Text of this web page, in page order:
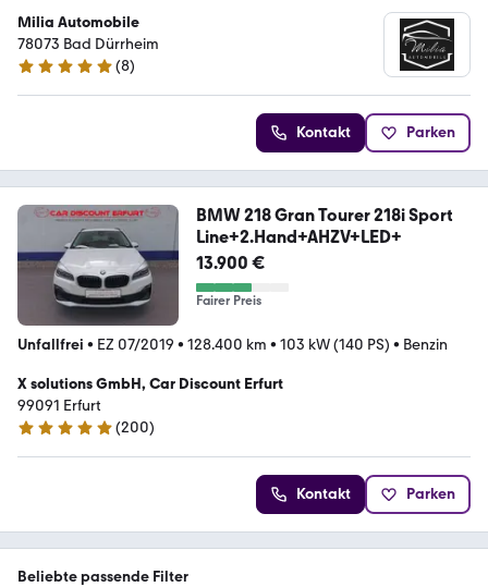
Milia Automobile
78073 Bad Dürrheim
5 Sterne
(8)
Kontakt Parken
BMW 218 Gran Tourer 218i Sport
Line+2.Hand+AHZV+LED+
13.900 €
Fairer Preis
Unfallfrei • EZ 07/2019 • 128.400 km • 103 kW (140 PS) • Benzin
X solutions GmbH, Car Discount Erfurt
99091 Erfurt
5 Sterne
(200)
Kontakt Parken
Beliebte passende Filter